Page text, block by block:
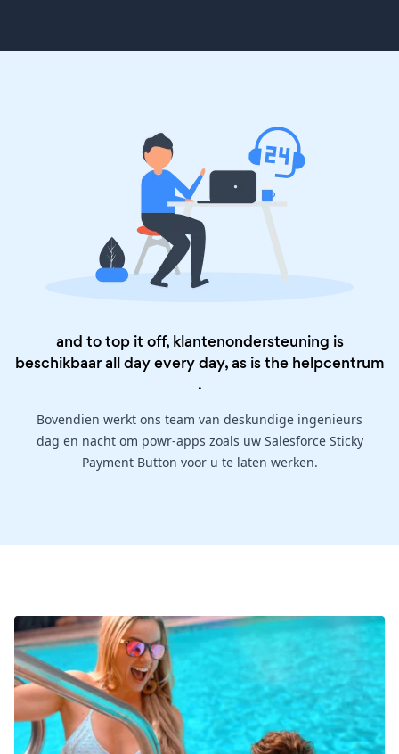
and to top it off, klantenondersteuning is
beschikbaar all day every day, as is the helpcentrum
.
Bovendien werkt ons team van deskundige ingenieurs
dag en nacht om powr-apps zoals uw Salesforce Sticky
Payment Button voor u te laten werken.